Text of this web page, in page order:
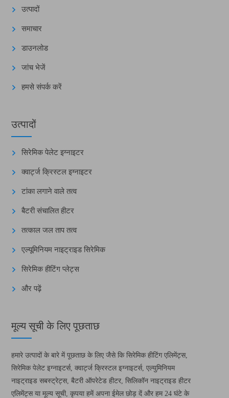
उत्पादों
समाचार
डाउनलोड
जांच भेजें
हमसे संपर्क करें
उत्पादों
सिरेमिक पेलेट इग्नाइटर
क्वार्ट्ज क्रिस्टल इग्नाइटर
टांका लगाने वाले तत्व
बैटरी संचालित हीटर
तत्काल जल ताप तत्व
एल्यूमिनियम नाइट्राइड सिरेमिक
सिरेमिक हीटिंग प्लेट्स
और पढ़ें
मूल्य सूची के लिए पूछताछ
हमारे उत्पादों के बारे में पूछताछ के लिए जैसे कि सिरेमिक हीटिंग एलिमेंट्स,
सिरेमिक पेलेट इग्नाइटर्स, क्वार्ट्ज क्रिस्टल इग्नाइटर्स, एल्युमिनियम
नाइट्राइड सबस्ट्रेट्स, बैटरी ऑपरेटेड हीटर, सिलिकॉन नाइट्राइड हीटर
एलिमेंट्स या मूल्य सूची, कृपया हमें अपना ईमेल छोड़ दें और हम 24 घंटे के